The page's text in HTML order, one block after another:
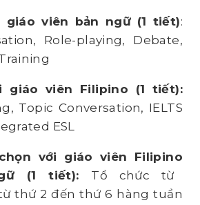
giáo viên bản ngữ (1 tiết):
Role-playing, Debate,
giáo viên Filipino (1 tiết):
Topic Conversation, IELTS
ESL
với giáo viên Filipino
(1 tiết): Tổ chức từ
thứ 2 đến thứ 6 hàng tuần